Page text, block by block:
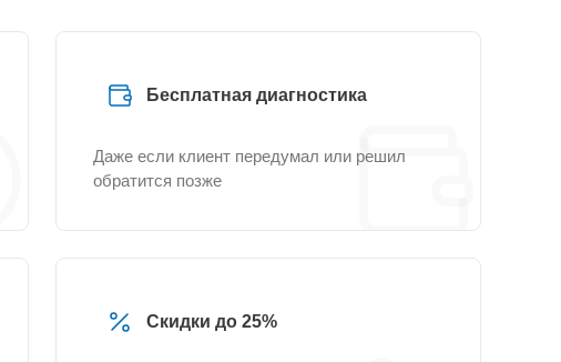
Бесплатная диагностика
Даже если клиент передумал или решил
обратится позже
Скидки до 25%